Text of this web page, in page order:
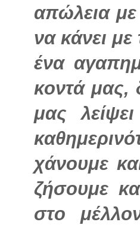
απώλεια με
να κάνει
ένα
κοντά μας,
μας
χάνουμε
ζήσουμε
στο